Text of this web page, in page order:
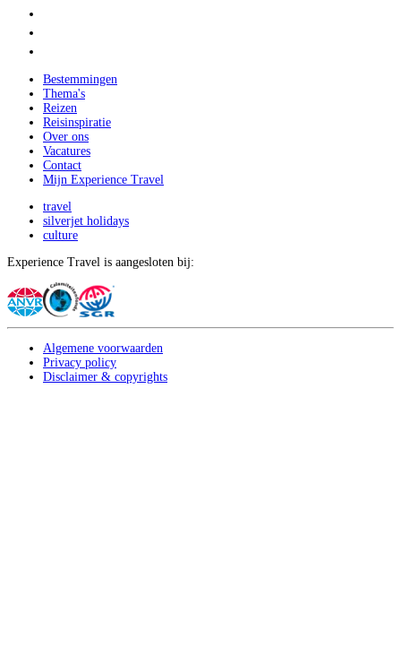
Bestemmingen
Thema's
Reizen
Reisinspiratie
Over ons
Vacatures
Contact
Mijn Experience Travel
travel
silverjet holidays
culture
Experience Travel is aangesloten bij:
Algemene voorwaarden
Privacy policy
Disclaimer & copyrights